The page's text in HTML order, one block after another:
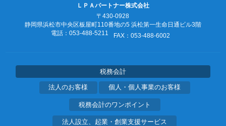
ＬＰＡパートナー株式会社
〒430-0928
静岡県浜松市中央区板屋町110番地の5 浜松第一生命日通ビル3階
電話：053‐488‐5211
FAX：053‐488‐6002
税務会計
法人のお客様 個人・個人事業のお客様
税務会計のワンポイント
法人設立、起業・創業支援サービス